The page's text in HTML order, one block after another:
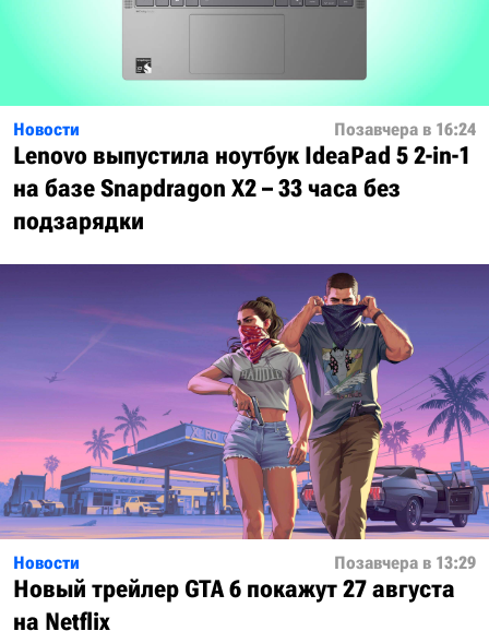
Новости Позавчера в 16:24
Lenovo выпустила ноутбук IdeaPad 5 2-in-1
на базе Snapdragon X2 – 33 часа без
подзарядки
Новости Позавчера в 13:29
Новый трейлер GTA 6 покажут 27 августа
на Netflix